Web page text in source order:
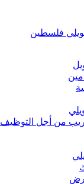
من أجل التوظيف